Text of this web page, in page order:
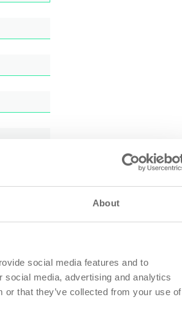
About
social media features and to
media, advertising and analytics
that they’ve collected from your use of